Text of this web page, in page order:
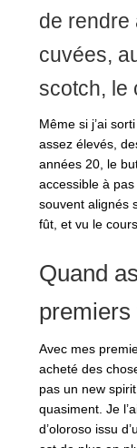
de rendre
cuvées,
scotch, le
Même si j’ai
assez élevés,
années 20, le
accessible à
souvent alignés
fût, et vu le
Quand
premiers
Avec mes
acheté des
pas un new
quasiment. Je
d’oloroso issu